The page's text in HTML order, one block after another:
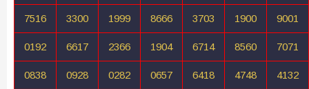
7516 3300 1999 8666 3703 1900 9001
0192 6617 2366 1904 6714 8560 7071
0838 0928 0282 0657 6418 4748 4132